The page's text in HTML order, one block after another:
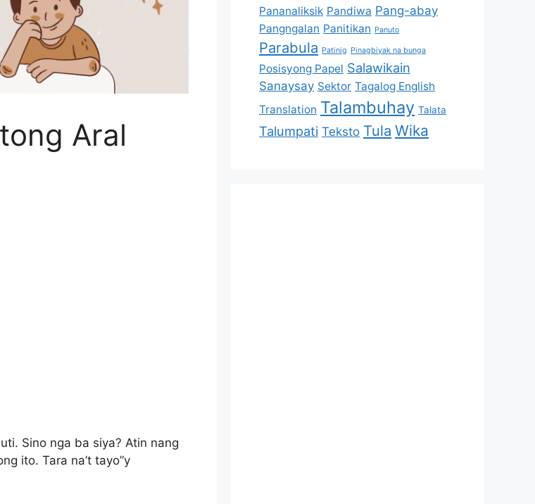
Aral
Sino nga ba siya? Atin nang
ito. Tara na’t tayo”y
Pananaliksik Pandiwa Pang-abay
Pangngalan Panitikan Panuto
Parabula Patinig Pinagbiyak na bunga
Posisyong Papel Salawikain
Sanaysay Sektor Tagalog English
Translation Talambuhay Talata
Talumpati Teksto Tula Wika